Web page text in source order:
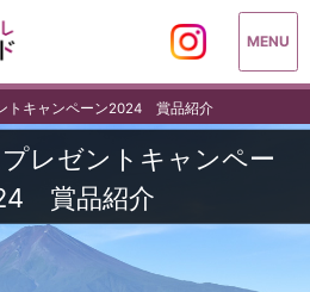
MENU
トキャンペーン2024 賞品紹介
レゼントキャンペー
賞品紹介